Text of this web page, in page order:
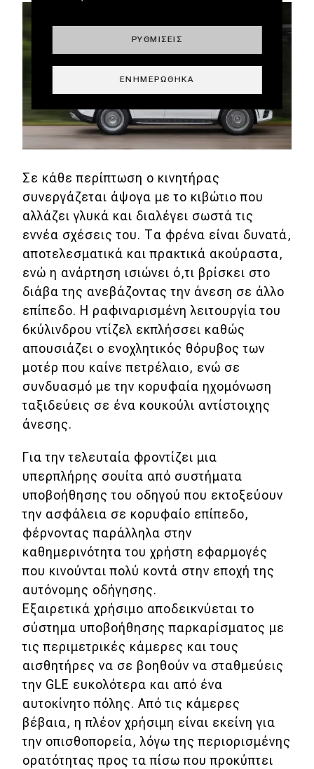
Σε κάθε περίπτωση ο κινητήρας
συνεργάζεται άψογα με το κιβώτιο που
αλλάζει γλυκά και διαλέγει σωστά τις
εννέα σχέσεις του. Τα φρένα είναι δυνατά,
αποτελεσματικά και πρακτικά ακούραστα,
ενώ η ανάρτηση ισιώνει ό,τι βρίσκει στο
διάβα της ανεβάζοντας την άνεση σε άλλο
επίπεδο. Η ραφιναρισμένη λειτουργία του
6κύλινδρου ντίζελ εκπλήσσει καθώς
απουσιάζει ο ενοχλητικός θόρυβος των
μοτέρ που καίνε πετρέλαιο, ενώ σε
συνδυασμό με την κορυφαία ηχομόνωση
ταξιδεύεις σε ένα κουκούλι αντίστοιχης
άνεσης.
Για την τελευταία φροντίζει μια
υπερπλήρης σουίτα από συστήματα
υποβοήθησης του οδηγού που εκτοξεύουν
την ασφάλεια σε κορυφαίο επίπεδο,
φέρνοντας παράλληλα στην
καθημερινότητα του χρήστη εφαρμογές
που κινούνται πολύ κοντά στην εποχή της
αυτόνομης οδήγησης.
Εξαιρετικά χρήσιμο αποδεικνύεται το
σύστημα υποβοήθησης παρκαρίσματος με
τις περιμετρικές κάμερες και τους
αισθητήρες να σε βοηθούν να σταθμεύεις
την GLE ευκολότερα και από ένα
αυτοκίνητο πόλης. Από τις κάμερες
βέβαια, η πλέον χρήσιμη είναι εκείνη για
την οπισθοπορεία, λόγω της περιορισμένης
ορατότητας προς τα πίσω που προκύπτει
ΡΥΘΜΊΣΕΙΣ
ΕΝΗΜΕΡΏΘΗΚΑ